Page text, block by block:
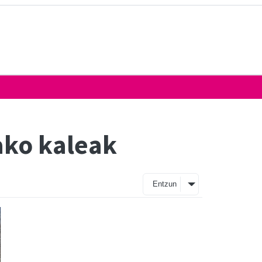
kaleak
Entzun